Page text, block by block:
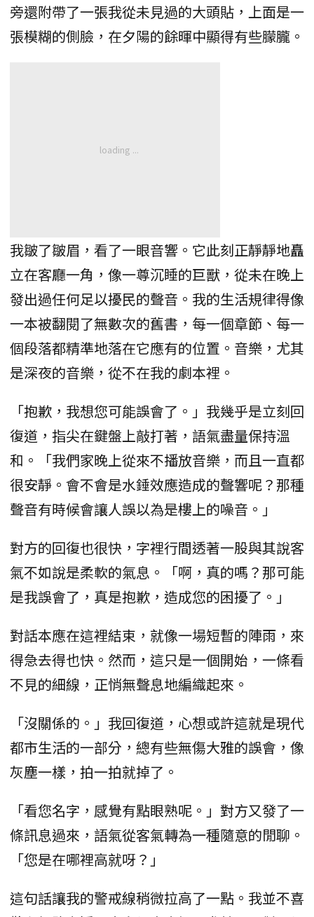
旁還附帶了一張我從未見過的大頭貼，上面是一
張模糊的側臉，在夕陽的餘暉中顯得有些朦朧。
我皺了皺眉，看了一眼音響。它此刻正靜靜地矗
立在客廳一角，像一尊沉睡的巨獸，從未在晚上
發出過任何足以擾民的聲音。我的生活規律得像
一本被翻閱了無數次的舊書，每一個章節、每一
個段落都精準地落在它應有的位置。音樂，尤其
是深夜的音樂，從不在我的劇本裡。
「抱歉，我想您可能誤會了。」我幾乎是立刻回
復道，指尖在鍵盤上敲打著，語氣盡量保持溫
和。「我們家晚上從來不播放音樂，而且一直都
很安靜。會不會是水錘效應造成的聲響呢？那種
聲音有時候會讓人誤以為是樓上的噪音。」
對方的回復也很快，字裡行間透著一股與其說客
氣不如說是柔軟的氣息。「啊，真的嗎？那可能
是我誤會了，真是抱歉，造成您的困擾了。」
對話本應在這裡結束，就像一場短暫的陣雨，來
得急去得也快。然而，這只是一個開始，一條看
不見的細線，正悄無聲息地編織起來。
「沒關係的。」我回復道，心想或許這就是現代
都市生活的一部分，總有些無傷大雅的誤會，像
灰塵一樣，拍一拍就掉了。
「看您名字，感覺有點眼熟呢。」對方又發了一
條訊息過來，語氣從客氣轉為一種隨意的閒聊。
「您是在哪裡高就呀？」
這句話讓我的警戒線稍微拉高了一點。我並不喜